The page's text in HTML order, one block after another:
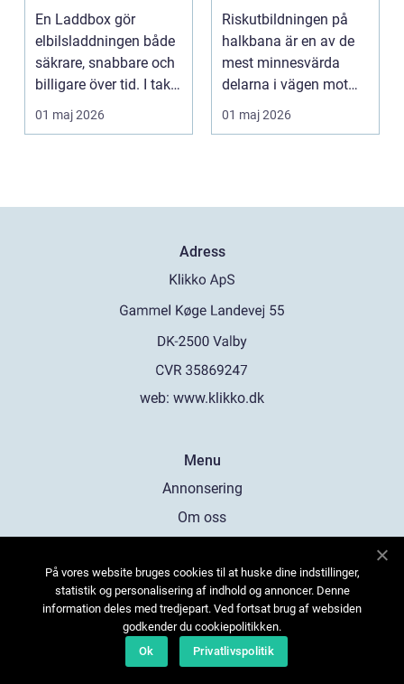
elbilsladdning
hemma
En Laddbox gör
elbilsladdningen både
säkrare, snabbare och
billigare över tid. I takt
med att fler s...
01 maj 2026
riskutbildningen
och därför spelar
den roll
Riskutbildningen på
halkbana är en av de
mest minnesvärda
delarna i vägen mot
körkort. Många
kommer ...
01 maj 2026
Adress
web: www.klikko.dk
Menu
Annonsering
Om oss
Kontakta oss
Sitemap
På vores website bruges cookies til at huske dine indstillinger,
statistik og personalisering af indhold og annoncer. Denne
information deles med tredjepart. Ved fortsat brug af websiden
godkender du cookiepolitikken.
Ok
Privatlivspolitik